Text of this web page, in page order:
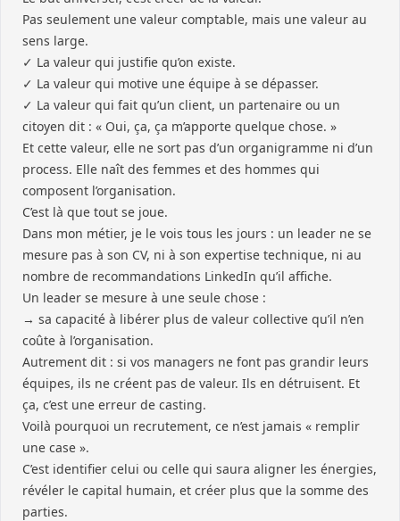
Pas seulement une valeur comptable, mais une valeur au
sens large.
✓ La valeur qui justifie qu’on existe.
✓ La valeur qui motive une équipe à se dépasser.
✓ La valeur qui fait qu’un client, un partenaire ou un
citoyen dit : « Oui, ça, ça m’apporte quelque chose. »
Et cette valeur, elle ne sort pas d’un organigramme ni d’un
process. Elle naît des femmes et des hommes qui
composent l’organisation.
C’est là que tout se joue.
Dans mon métier, je le vois tous les jours : un leader ne se
mesure pas à son CV, ni à son expertise technique, ni au
nombre de recommandations LinkedIn qu’il affiche.
Un leader se mesure à une seule chose :
→ sa capacité à libérer plus de valeur collective qu’il n’en
coûte à l’organisation.
Autrement dit : si vos managers ne font pas grandir leurs
équipes, ils ne créent pas de valeur. Ils en détruisent. Et
ça, c’est une erreur de casting.
Voilà pourquoi un recrutement, ce n’est jamais « remplir
une case ».
C’est identifier celui ou celle qui saura aligner les énergies,
révéler le capital humain, et créer plus que la somme des
parties.